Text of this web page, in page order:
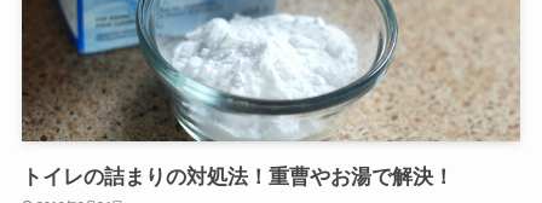
トイレの詰まりの対処法！重曹やお湯で解決！